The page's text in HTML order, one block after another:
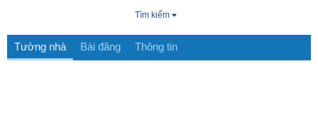
Tìm kiếm
Tường nhà Bài đăng Thông tin